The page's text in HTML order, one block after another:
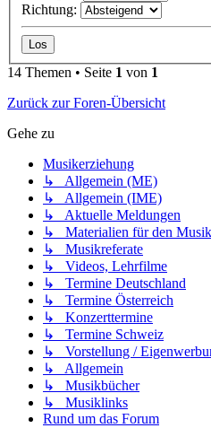
Richtung:
14 Themen • Seite 1 von 1
Zurück zur Foren-Übersicht
Gehe zu
Musikerziehung
↳ Allgemein (ME)
↳ Allgemein (IME)
↳ Aktuelle Meldungen
↳ Materialien für den
↳ Musikreferate
↳ Videos, Lehrfilme
↳ Termine Deutschland
↳ Termine Österreich
↳ Konzerttermine
↳ Termine Schweiz
↳ Vorstellung /
↳ Allgemein
↳ Musikbücher
↳ Musiklinks
Rund um das Forum